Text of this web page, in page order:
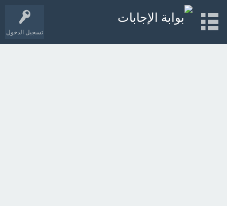
تسجيل الدخول